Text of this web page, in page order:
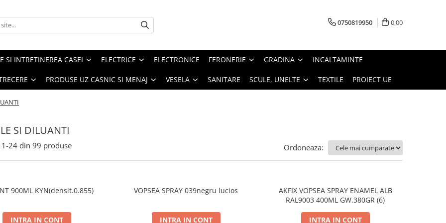
0750819950 0,00
SI INTRETINEREA CASEI ELECTRICE ELECTRONICE FERONERIE GRADINA INCALTAMINTE
PRODUSE UZ CASNIC SI MENAJ VESELA SANITARE SCULE, UNELTE TEXTILE PROIECT UE
SI DILUANTI
1-24 din 99 produse Ordoneaza:
900ML KYN(densit.0.855)
INTRA IN CONT
VOPSEA SPRAY 039negru lucios
INTRA IN CONT
AKFIX VOPSEA SPRAY ENAMEL ALB
RAL9003 400ML GW.380GR (6)
INTRA IN CONT